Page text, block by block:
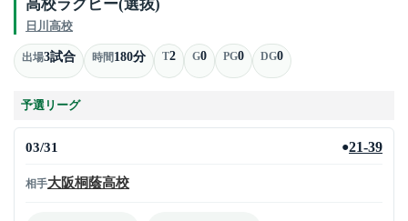
高校ラグビー(選抜)
日川高校
出場3試合 時間180分 T2 G0 PG0 DG0
予選リーグ
03/31 ●21-39
相手大阪桐蔭高校